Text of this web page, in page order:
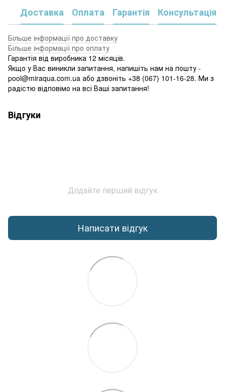
Доставка Оплата Гарантія Консультація
Більше інформації про доставку
Більше інформації про оплату
Гарантія від виробника 12 місяців.
Якщо у Вас виникли запитання, напишіть нам на пошту -
pool@miraqua.com.ua або дзвоніть +38 (067) 101-16-28. Ми з
радістю відповімо на всі Ваші запитання!
Відгуки
Додайте перший відгук
Написати відгук